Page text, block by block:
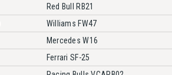
Red Bull RB21
Williams FW47
Mercedes W16
Ferrari SF-25